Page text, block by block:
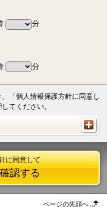
分
分
「個人情報保護方針に同意し
てください。
に同意して
認する
ページの先頭へ